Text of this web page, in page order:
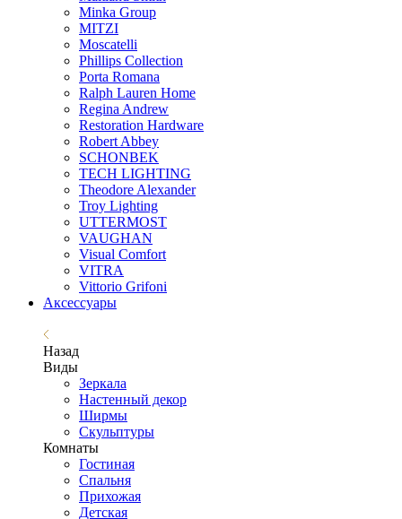
Minka Group
MITZI
Moscatelli
Phillips Collection
Porta Romana
Ralph Lauren Home
Regina Andrew
Restoration Hardware
Robert Abbey
SCHONBEK
TECH LIGHTING
Theodore Alexander
Troy Lighting
UTTERMOST
VAUGHAN
Visual Comfort
VITRA
Vittorio Grifoni
Аксессуары
Назад
Виды
Зеркала
Настенный декор
Ширмы
Скульптуры
Комнаты
Гостиная
Спальня
Прихожая
Детская